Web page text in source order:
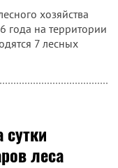
хозяйства
года на территории
7 лесных
сутки
леса